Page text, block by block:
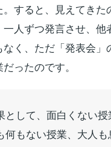
。すると、見えてきた
一人ずつ発言させ、他
なく、ただ「発表会」
ったのです。
として、面白くない授
何もない授業、大人も